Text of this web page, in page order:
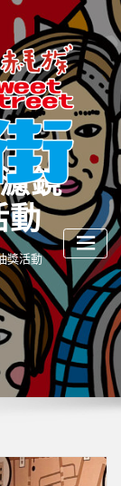
鏡
動
獎活動